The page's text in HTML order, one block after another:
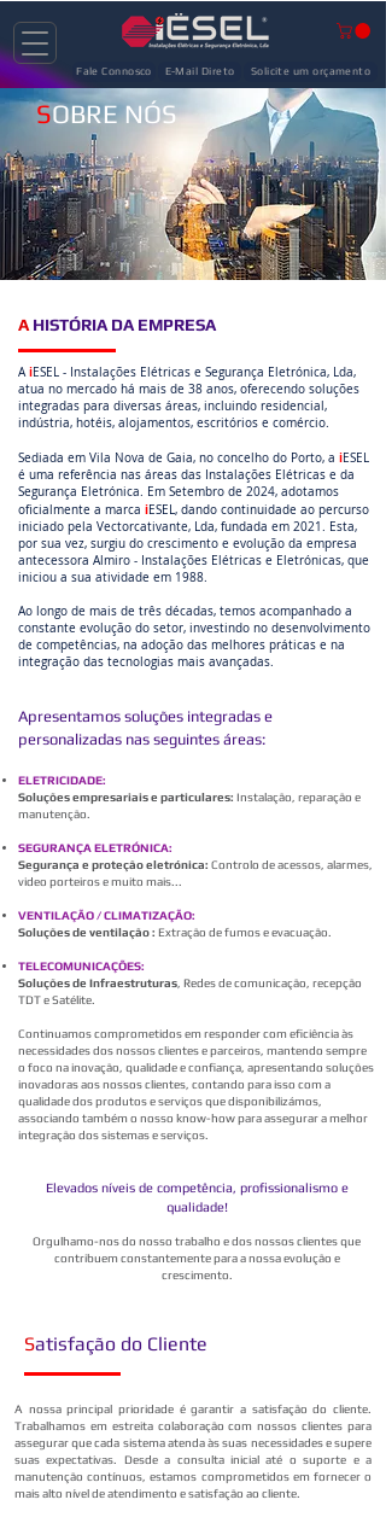
Fale Connosco E-Mail Direto Solicite um orçamento
SOBRE NÓS
A HISTÓRIA DA EMPRESA
AiESEL - Instalações Elétricas e Segurança Eletrónica, Lda,
atua no mercado há mais de 38 anos, oferecendo soluções
integradas para diversas áreas, incluindo residencial,
indústria, hotéis, alojamentos, escritórios e comércio.
Sediada em Vila Nova de Gaia, no concelho do Porto, a iESEL
é uma referência nas áreas das Instalações Elétricas e da
Segurança Eletrónica. Em Setembro de 2024, adotamos
oficialmente a marca iESEL, dando continuidade ao percurso
iniciado pela Vectorcativante, Lda, fundada em 2021. Esta,
por sua vez, surgiu do crescimento e evolução da empresa
antecessora Almiro - Instalações Elétricas e Eletrónicas, que
iniciou a sua atividade em 1988.
Ao longo de mais de três décadas, temos acompanhado a
constante evolução do setor, investindo no desenvolvimento
de competências, na adoção das melhores práticas e na
integração das tecnologias mais avançadas.
Apresentamos soluções integradas e
personalizadas nas seguintes áreas:
ELETRICIDADE:
Soluções empresariais e particulares: Instalação, reparação e
manutenção.
SEGURANÇA ELETRÓNICA:
Segurança e proteção eletrónica: Controlo de acessos, alarmes,
video porteiros e muito mais...
VENTILAÇÃO / CLIMATIZAÇÃO:
Soluções de ventilação : Extração de fumos e evacuação.
TELECOMUNICAÇÕES:
Soluções de Infraestruturas , Redes de comunicação, recepção
TDT e Satélite.
Continuamos comprometidos em responder com eficiência às
necessidades dos nossos clientes e parceiros, mantendo sempre
o foco na inovação, qualidade e confiança, apresentando soluções
inovadoras aos nossos clientes, contando para isso com a
qualidade dos produtos e serviços que disponibilizámos,
associando também o nosso know-how para assegurar a melhor
integração dos sistemas e serviços.
Elevados níveis de competência, profissionalismo e
qualidade!
Orgulhamo-nos do nosso trabalho e dos nossos clientes que
contribuem constantemente para a nossa evolução e
crescimento.
Satisfação do Cliente
A nossa principal prioridade é garantir a satisfação do cliente.
Trabalhamos em estreita colaboração com nossos clientes para
assegurar que cada sistema atenda às suas necessidades e supere
suas expectativas. Desde a consulta inicial até o suporte e a
manutenção contínuos, estamos comprometidos em fornecer o
mais alto nível de atendimento e satisfação ao cliente.